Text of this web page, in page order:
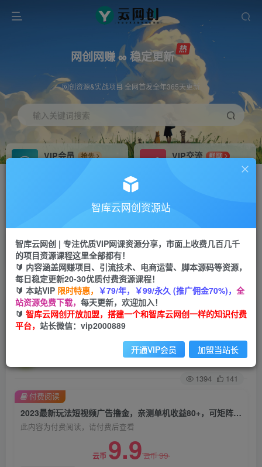
网创网赚 ∞ 稳定更新
网创资源&实战项目 全网首发全年365天更新
输入关键词搜索
VIP会员
抢先
VIP交流
群聊
研究探讨更多创业项目路子。
会员专属推广链接
网赚网创 项目
365天稳定跟新
APP下载
GO
首页 创业课程 会员免费 正文
2023最新玩法短视频广告撸金，亲测单机收益
80+，可矩阵，傻瓜式操作，小白可上手【揭秘】
关注 私信
1394 141
2023最新玩法短视频广告撸金，亲测单机收益80+，可矩阵，傻瓜式操作，小白可上手【揭秘】
此内容为付费阅读，请付费后查看
云币 9.9云币99
付费阅读
智库云网创资源站
智库云网创 | 专注优质VIP网课资源分享，市面上收费几百几千
的项目资源课程这里全部都有！
🔰 内容涵盖网赚项目、引流技术、电商运营、脚本源码等资源，
每日稳定更新20-30优质付费资源课程！
🔰 本站VIP 限时特惠， ￥79/年，￥99/永久 (推广佣金70%)， 全
站资源免费下载， 每天更新，欢迎加入！
🔰 智库云网创开放加盟，搭建一个和智库云网创一样的知识付费
平台， 站长微信：vip2000889
开通VIP会员 加盟当站长